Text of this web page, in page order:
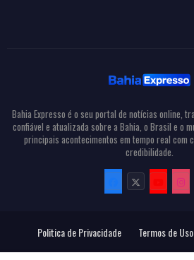
Bahia Expresso é o seu portal de notícias online,
confiável e atualizada sobre a Bahia, o Brasil e o
principais acontecimentos em tempo real com
credibilidade.
Politica de Privacidade Termos de Uso